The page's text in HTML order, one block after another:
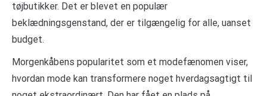
tøjbutikker. Det er blevet en populær
beklædningsgenstand, der er tilgængelig for alle, uanset
budget.
Morgenkåbens popularitet som et modefænomen viser,
hvordan mode kan transformere noget hverdagsagtigt til